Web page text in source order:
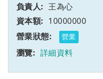
王為心
10000000
營業
詳細資料